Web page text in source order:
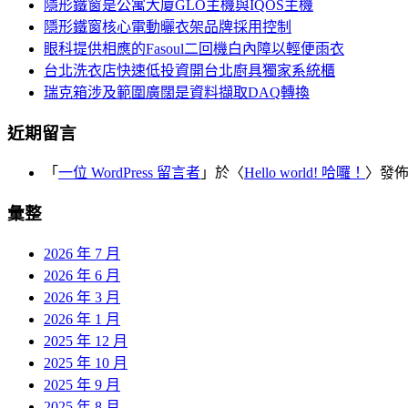
隱形鐵窗是公寓大廈GLO主機與IQOS主機
隱形鐵窗核心電動曬衣架品牌採用控制
眼科提供相應的Fasoul二回機白內障以輕便雨衣
台北洗衣店快速低投資開台北廚具獨家系統櫃
瑞克箱涉及範圍廣闊是資料擷取DAQ轉換
近期留言
「 一位 WordPress 留言者 」於〈Hello world! 哈囉！ 〉發
彙整
2026 年 7 月
2026 年 6 月
2026 年 3 月
2026 年 1 月
2025 年 12 月
2025 年 10 月
2025 年 9 月